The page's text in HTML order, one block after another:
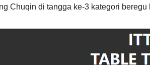
Chuqin di tangga ke-3 kategori beregu